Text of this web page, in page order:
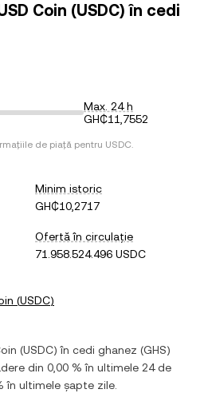
Coin (USDC) în cedi
Max. 24 h
GH₵11,7552
de piață pentru USDC.
Minim istoric
GH₵10,2717
Ofertă în circulație
71.958.524.496 USDC
(USDC)
(USDC) în cedi ghanez (GHS)
din 0,00 % în ultimele 24 de
în ultimele șapte zile.